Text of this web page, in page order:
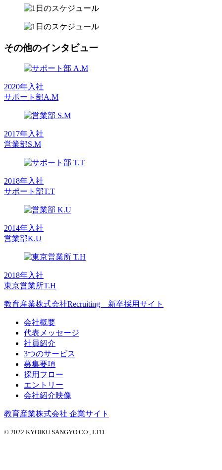
その他のインタビュー
2020年入社
サポート部A.M
2017年入社
営業部S.M
2018年入社
サポート部T.T
2014年入社
営業部K.U
2018年入社
東京営業所T.H
教育産業株式会社Recruiting 新卒採用サイト
会社概要
代表メッセージ
社員紹介
3つのサービス
募集要項
採用フロー
エントリー
会社紹介映像
教育産業株式会社 企業サイト
© 2022 KYOIKU SANGYO CO., LTD.